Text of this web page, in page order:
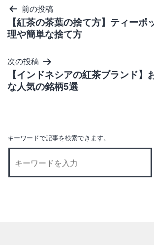
投
稿
ナ
ビ
ゲ
ー
ン
前の投稿
【紅茶の茶葉の捨て方】ティーポ
理や簡単な捨て方
次の投稿
【インドネシアの紅茶ブランド】
な人気の銘柄5選
キーワードで記事を検索できます。